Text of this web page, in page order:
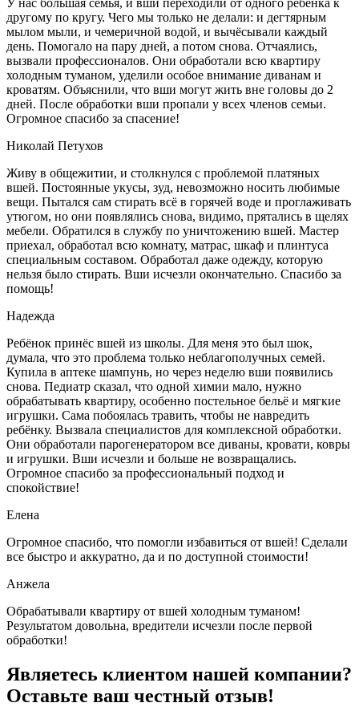
У нас большая семья, и вши переходили от одного ребёнка к
другому по кругу. Чего мы только не делали: и дегтярным
мылом мыли, и чемеричной водой, и вычёсывали каждый
день. Помогало на пару дней, а потом снова. Отчаялись,
вызвали профессионалов. Они обработали всю квартиру
холодным туманом, уделили особое внимание диванам и
кроватям. Объяснили, что вши могут жить вне головы до 2
дней. После обработки вши пропали у всех членов семьи.
Огромное спасибо за спасение!
Николай Петухов
Живу в общежитии, и столкнулся с проблемой платяных
вшей. Постоянные укусы, зуд, невозможно носить любимые
вещи. Пытался сам стирать всё в горячей воде и проглаживать
утюгом, но они появлялись снова, видимо, прятались в щелях
мебели. Обратился в службу по уничтожению вшей. Мастер
приехал, обработал всю комнату, матрас, шкаф и плинтуса
специальным составом. Обработал даже одежду, которую
нельзя было стирать. Вши исчезли окончательно. Спасибо за
помощь!
Надежда
Ребёнок принёс вшей из школы. Для меня это был шок,
думала, что это проблема только неблагополучных семей.
Купила в аптеке шампунь, но через неделю вши появились
снова. Педиатр сказал, что одной химии мало, нужно
обрабатывать квартиру, особенно постельное бельё и мягкие
игрушки. Сама побоялась травить, чтобы не навредить
ребёнку. Вызвала специалистов для комплексной обработки.
Они обработали парогенератором все диваны, кровати, ковры
и игрушки. Вши исчезли и больше не возвращались.
Огромное спасибо за профессиональный подход и
спокойствие!
Елена
Огромное спасибо, что помогли избавиться от вшей! Сделали
все быстро и аккуратно, да и по доступной стоимости!
Анжела
Обрабатывали квартиру от вшей холодным туманом!
Результатом довольна, вредители исчезли после первой
обработки!
Являетесь клиентом нашей компании?
Оставьте ваш честный отзыв!